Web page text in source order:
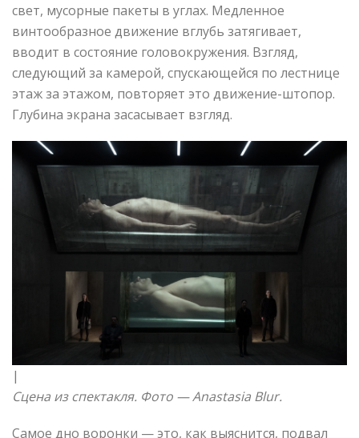
свет, мусорные пакеты в углах. Медленное
винтообразное движение вглубь затягивает,
вводит в состояние головокружения. Взгляд,
следующий за камерой, спускающейся по лестнице
этаж за этажом, повторяет это движение-штопор.
Глубина экрана засасывает взгляд.
|
Сцена из спектакля. Фото —Anastasia Blur.
Самое дно воронки — это, как выяснится, подвал